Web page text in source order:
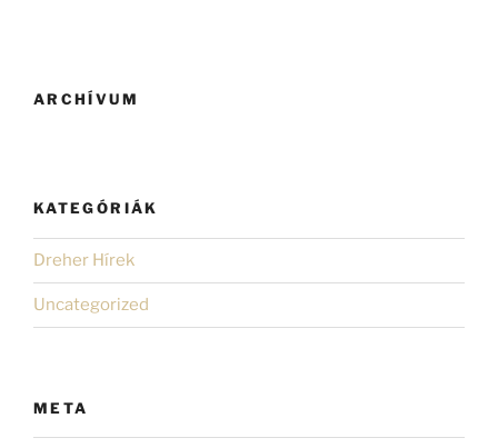
ARCHÍVUM
KATEGÓRIÁK
Dreher Hírek
Uncategorized
META